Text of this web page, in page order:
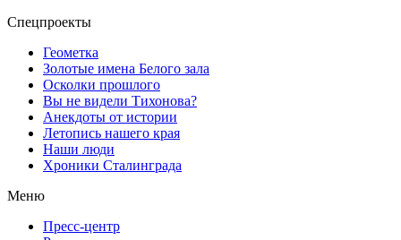
Спецпроекты
Геометка
Золотые имена Белого зала
Осколки прошлого
Вы не видели Тихонова?
Анекдоты от истории
Летопись нашего края
Наши люди
Хроники Сталинграда
Меню
Пресс-центр